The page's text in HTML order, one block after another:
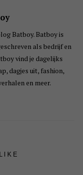
Batboy. Batboy is
als bedrijf en
vind je dagelijks
dagjes uit, fashion,
en meer.